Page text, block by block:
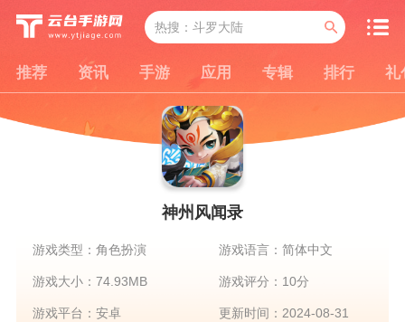
推荐 资讯 手游 应用 专辑 排行 礼
神州风闻录
游戏类型：角色扮演 游戏语言：简体中文
游戏大小：74.93MB 游戏评分：10分
游戏平台：安卓 更新时间：2024-08-31